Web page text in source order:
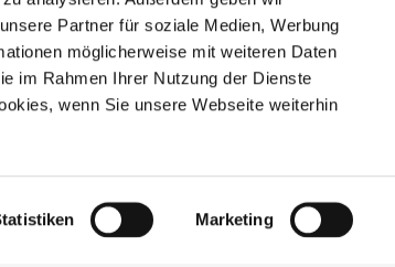
Partner für soziale Medien, Werbung
möglicherweise mit weiteren Daten
im Rahmen Ihrer Nutzung der Dienste
wenn Sie unsere Webseite weiterhin
Marketing